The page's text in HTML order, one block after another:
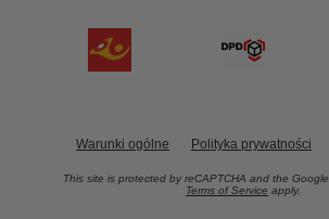
Warunki ogólne Polityka prywatności
This site is protected by reCAPTCHA and the Google
Terms of Service apply.